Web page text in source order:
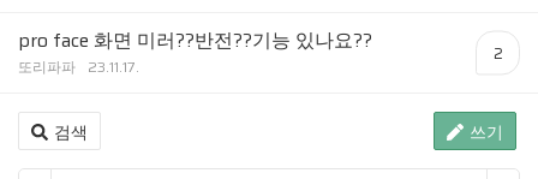
pro face 화면 미러??반전??기능 있나요??
또리파파 23.11.17.
2
검색 쓰기